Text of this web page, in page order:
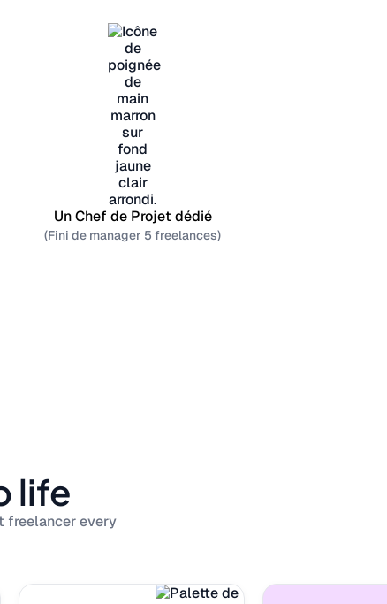
Un Chef de Projet dédié
(Fini de manager 5 freelances)
life
freelancer every